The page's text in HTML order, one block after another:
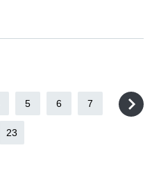
5 6 7
23